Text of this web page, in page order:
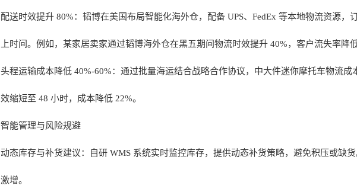
配送时效提升 80%：韬博在美国布局智能化海外仓，配备 UPS、FedEx 等本地物流资源
上时间。例如，某家居卖家通过韬博海外仓在黑五期间物流时效提升 40%，客户流失率降低
头程运输成本降低 40%-60%：通过批量海运结合战略合作协议，中大件迷你摩托车物流成
效缩短至 48 小时，成本降低 22%。
智能管理与风险规避
动态库存与补货建议：自研 WMS 系统实时监控库存，提供动态补货策略，避免积压或缺
激增。